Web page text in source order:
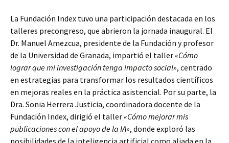
La Fundación Index tuvo una participación destacada en los
talleres precongreso, que abrieron la jornada inaugural. El
Dr. Manuel Amezcua, presidente de la Fundación y profesor
de la Universidad de Granada, impartió el taller«Cómo
lograr que mi investigación tenga impacto social», centrado
en estrategias para transformar los resultados científicos
en mejoras reales en la práctica asistencial. Por su parte, la
Dra. Sonia Herrera Justicia, coordinadora docente de la
Fundación Index, dirigió el taller«Cómo mejorar mis
publicaciones con el apoyo de la IA», donde exploró las